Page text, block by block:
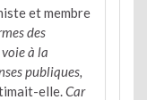
et membre
des
à la
publiques,
elle.Car